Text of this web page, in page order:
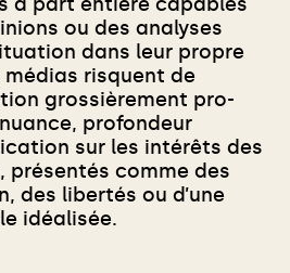
ou des analyses
dans leur propre
médias risquent de
grossièrement pro-
profondeur
sur les intérêts des
présentés comme des
des libertés ou d’une
idéalisée.